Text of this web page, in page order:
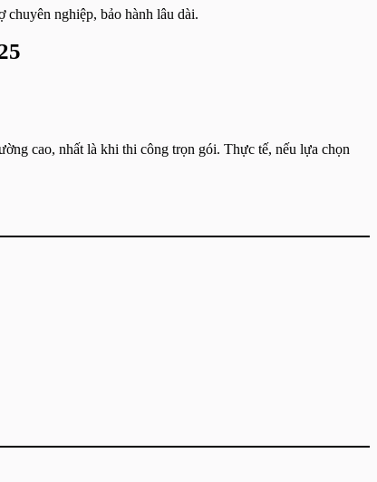
nghiệp, bảo hành lâu dài.
cao, nhất là khi thi công trọn gói. Thực tế, nếu lựa chọn